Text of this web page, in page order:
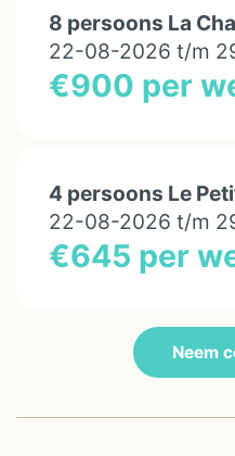
8 persoons La
22-08-2026 t/m
€900 per
4 persoons Le
22-08-2026 t/m
€645 per
Neem